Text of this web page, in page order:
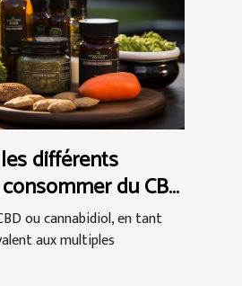
différents
du CBD
choisir ?
ou cannabidiol, en tant
aux multiples